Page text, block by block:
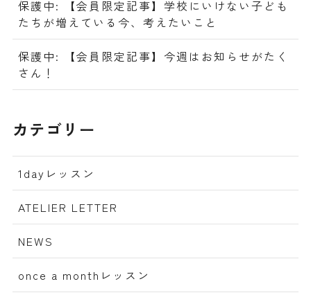
保護中: 【会員限定記事】学校にいけない子ども
たちが増えている今、考えたいこと
保護中: 【会員限定記事】今週はお知らせがたく
さん！
カテゴリー
1dayレッスン
ATELIER LETTER
NEWS
once a monthレッスン